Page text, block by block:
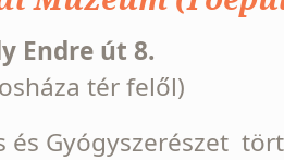
Endre út 8.
tér felől)
és Gyógyszerészet